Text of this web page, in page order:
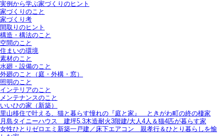
実例から学ぶ家づくりのヒント
家づくりのこと
家づくり考
間取りのヒント
構造・構法のこと
空間のこと
住まいの環境
素材のこと
水廻・設備のこと
外廻のこと（庭・外構・窓）
照明のこと
インテリアのこと
メンテナンスのこと
いいひの家（新築）
里山移住で叶える、猫と暮らす憧れの『庭と家』＿ときがわ町の終の棲家
月島タイニーハウス＿建坪5.3木造耐火3階建/大人4人＆猫4匹が暮らす家
女性ひとりゼロエミ新築一戸建／床下エアコン＿親孝行＆ひとり暮らしを愉